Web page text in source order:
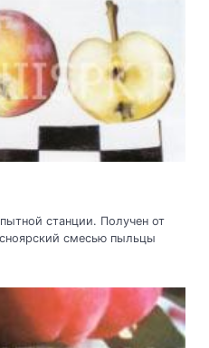
станции. Получен от
смесью пыльцы